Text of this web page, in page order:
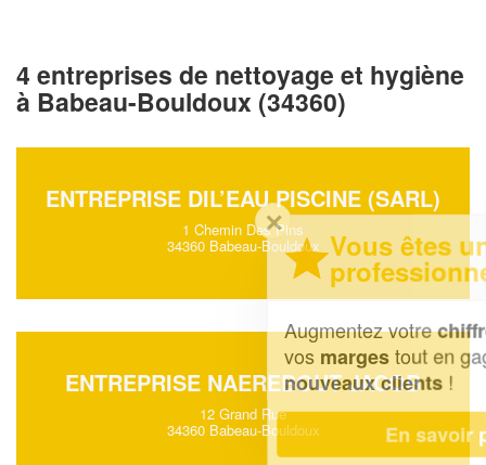
4 entreprises de nettoyage et hygiène
à Babeau-Bouldoux (34360)
ENTREPRISE DIL’EAU PISCINE (SARL)
1 Chemin Des Pins
34360 Babeau-Bouldoux
ENTREPRISE NAEREBOUT JACOB
12 Grand Rue
34360 Babeau-Bouldoux
Vous êtes un
professionnel ?
Augmentez votrechiffre d'affaireset
tout en gagnant de
nouveaux clients!
En savoir plus